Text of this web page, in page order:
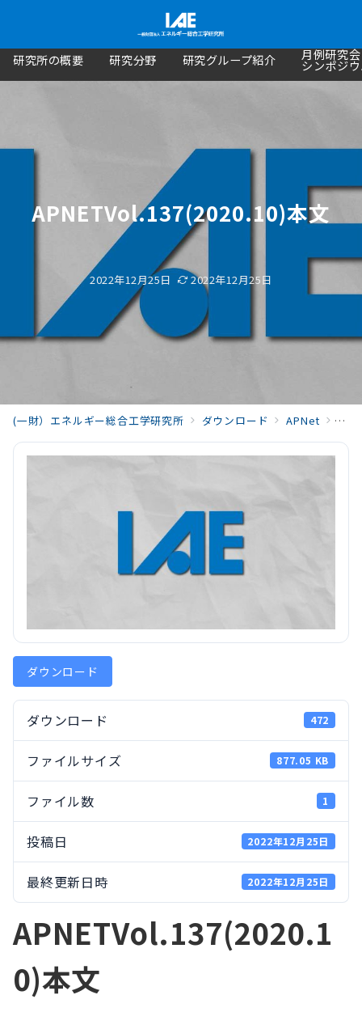
研究所の概要 研究分野 研究グループ紹介 月例研究
シンポジ
APNETVol.137(2020.10)本文
2022年12月25日 2022年12月25日
(一財）エネルギー総合工学研究所 ダウンロード APNet
ダウンロード
ダウンロード 472
ファイルサイズ 877.05 KB
ファイル数 1
投稿日 2022年12月25日
最終更新日時 2022年12月25日
APNETVol.137(2020.1
0)本文